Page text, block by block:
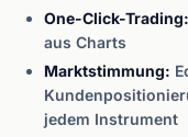
One-Click-Trading:
aus Charts
Marktstimmung:
jedem Instrument